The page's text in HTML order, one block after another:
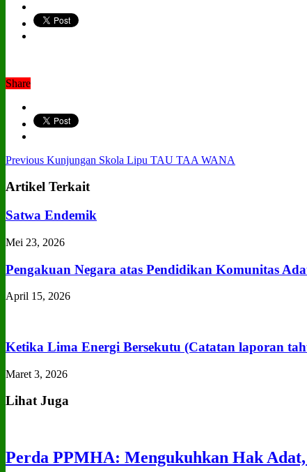
Share
Previous Kunjungan Skola Lipu TAU TAA WANA
Artikel Terkait
Satwa Endemik
Mei 23, 2026
Pengakuan Negara atas Pendidikan Komunitas
April 15, 2026
Ketika Lima Energi Bersekutu (Catatan laporan
Maret 3, 2026
Lihat Juga
Perda PPMHA: Mengukuhkan Hak